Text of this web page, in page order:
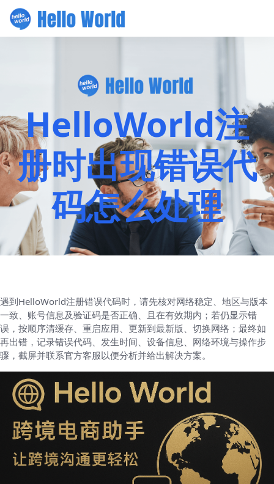
HelloWorld注
册时出现错误代
码怎么处理
遇到HelloWorld注册错误代码时，请先核对网络稳定、地区与版本
一致、账号信息及验证码是否正确、且在有效期内；若仍显示错
误，按顺序清缓存、重启应用、更新到最新版、切换网络；最终如
再出错，记录错误代码、发生时间、设备信息、网络环境与操作步
骤，截屏并联系官方客服以便分析并给出解决方案。